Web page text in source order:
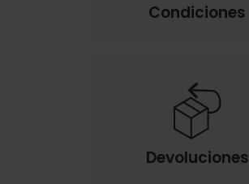
Condiciones
Devoluciones